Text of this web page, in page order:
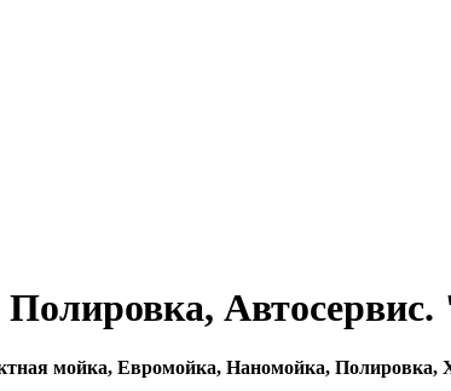
мойка, Евромойка, Наномойка, Полировка,